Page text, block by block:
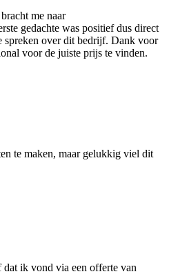
me naar
gedachte was positief dus direct
spreken over dit bedrijf. Dank voor
voor de juiste prijs te vinden.
te maken, maar gelukkig viel dit
dat ik vond via een offerte van